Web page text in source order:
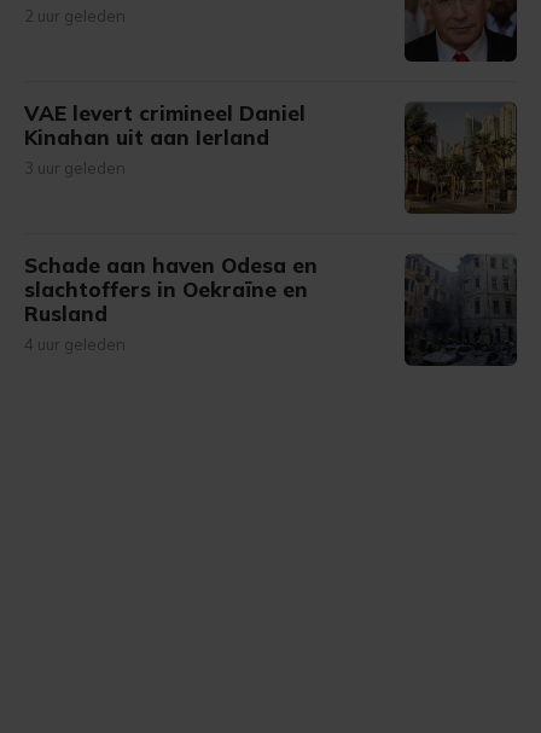
2 uur geleden
VAE levert crimineel Daniel
Kinahan uit aan Ierland
3 uur geleden
Schade aan haven Odesa en
slachtoffers in Oekraïne en
Rusland
4 uur geleden